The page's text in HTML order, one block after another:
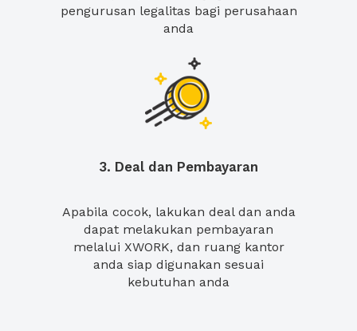
pengurusan legalitas bagi perusahaan
anda
3. Deal dan Pembayaran
Apabila cocok, lakukan deal dan anda
dapat melakukan pembayaran
melalui XWORK, dan ruang kantor
anda siap digunakan sesuai
kebutuhan anda